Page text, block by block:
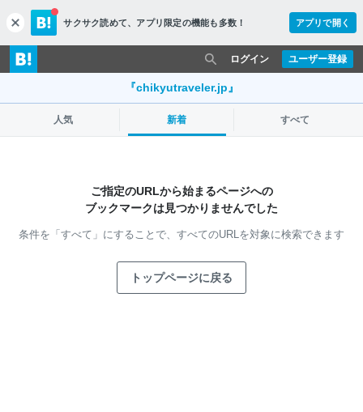
c
l
o
s
サクサク読めて、 アプリ限定の機能も多数！ アプリで開く
ユーザー登録
ログイン
『chikyutraveler.jp』
人気 新着 すべて
ご指定のURLから始まるページへの
ブックマークは見つかりませんでした
条件を「すべて」にすることで、 すべてのURLを対象に検索できます
トップページに戻る